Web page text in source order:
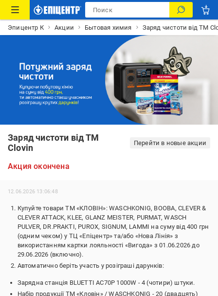
Эпицентр К Акции Бытовая химия Заряд чистоти від ТМ
Заряд чистоти від ТМ
Clovin
Перейти в новые акции
Акция окончена
12.06.2026 13:06:48
Купуйте товари ТМ «КЛОВІН»: WASCHKONIG, BOOBA, CLEVER &
CLEVER ATTACK, KLEE, GLANZ MEISTER, PURMAT, WASCH
PULVER, DR.PRAKTI, PUROX, SIGNUM, LAMMI на суму від 400 грн
(одним чеком) у ТЦ «Епіцентр» та/або «Нова Лінія» з
використанням картки лояльності «Вигода» з 01.06.2026 до
29.06.2026 (включно).
Автоматично беріть участь у розіграші дарунків:
Зарядна станція BLUETTI AC70P 1000W - 4 (чотири) штуки.
Набір продукції ТМ «Кловін» / WASCHKONIG - 20 (двадцять)